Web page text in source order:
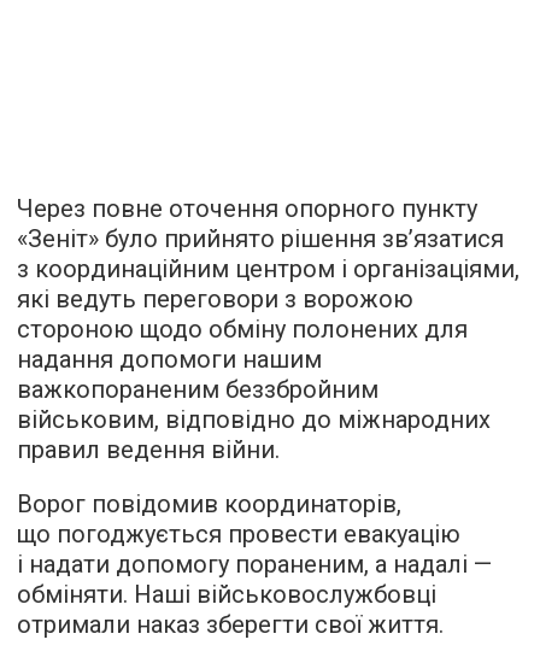
Через повне оточення опорного пункту
«Зеніт» було прийнято рішення зв’язатися
з координаційним центром і організаціями,
які ведуть переговори з ворожою
стороною щодо обміну полонених для
надання допомоги нашим
важкопораненим беззбройним
військовим, відповідно до міжнародних
правил ведення війни.
Ворог повідомив координаторів,
що погоджується провести евакуацію
і надати допомогу пораненим, а надалі —
обміняти. Наші військовослужбовці
отримали наказ зберегти свої життя.